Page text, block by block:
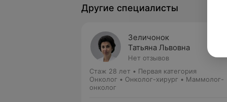
Другие специалисты
Зеличонок
Татьяна Львовна
Нет отзывов
Стаж 28 лет • Первая категория
Онколог • Онколог-хирург • Маммолог-
онколог